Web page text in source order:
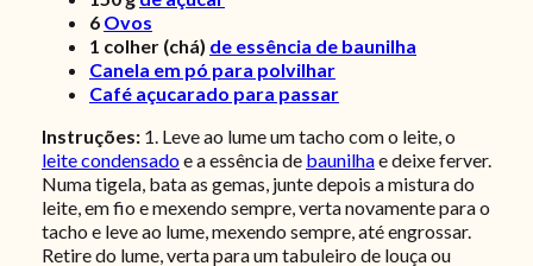
6 Ovos
1 colher (chá) de essência de baunilha
Canela em pó para polvilhar
Café açucarado para passar
Instruções: 1. Leve ao lume um tacho com o leite, o
leite condensadoe a essência de baunilhae deixe ferver.
Numa tigela, bata as gemas, junte depois a mistura do
leite, em fio e mexendo sempre, verta novamente para o
tacho e leve ao lume, mexendo sempre, até engrossar.
Retire do lume, verta para um tabuleiro de louça ou